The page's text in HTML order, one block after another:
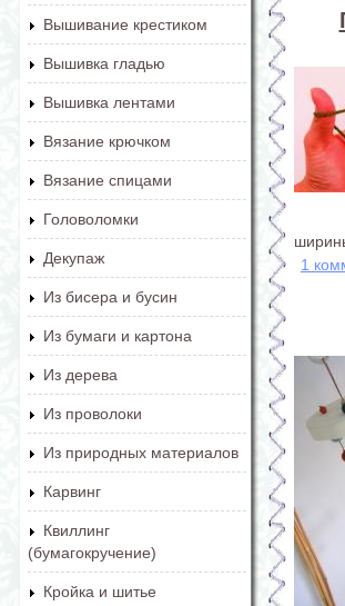
Вышивание крестиком
Вышивка гладью
Вышивка лентами
Вязание крючком
Вязание спицами
Головоломки
Декупаж
Из бисера и бусин
Из бумаги и картона
Из дерева
Из проволоки
Из природных материалов
Карвинг
Квиллинг
(бумагокручение)
Кройка и шитье
1